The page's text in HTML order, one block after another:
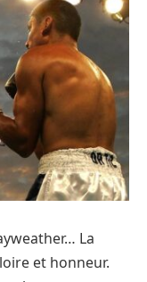
La
et honneur.